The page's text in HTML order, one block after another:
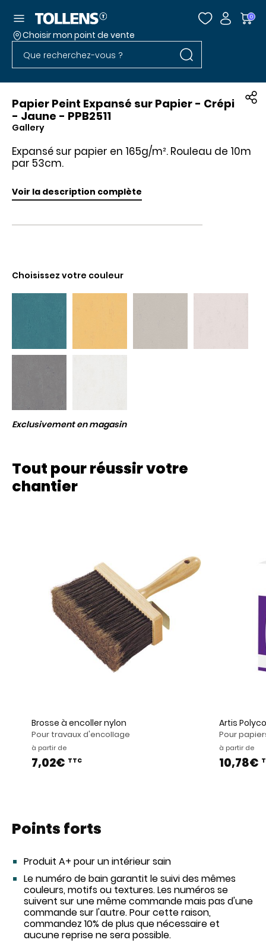
0
Passer la liste des magasins et aller au pied
Choisir mon point de vente
Rechercher dans le site Rechercher
Accéder au menu
Papier Peint Expansé sur Papier - Crépi
- Jaune - PPB2511
Gallery
Expansé sur papier en 165g/m². Rouleau de 10m
par 53cm.
Voir la description complète
Choisissez votre couleur
Exclusivement en magasin
Tout pour réussir votre
chantier
Brosse à encoller nylon
Pour travaux d'encollage
à partir de
7,02€ TTC
Artis
Pour
à partir de
10,78€
Points forts
Produit A+ pour un intérieur sain
Le numéro de bain garantit le suivi des mêmes
couleurs, motifs ou textures. Les numéros se
suivent sur une même commande mais pas d'une
commande sur l'autre. Pour cette raison,
commandez 10% de plus que nécessaire et
aucune reprise ne sera possible.